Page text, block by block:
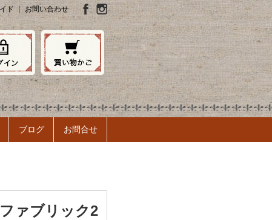
ド｜ お問い合わせ
ブログ お問合せ
ァブリック2